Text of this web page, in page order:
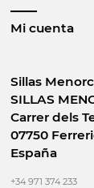
Mi cuenta
Sillas
SILLAS
Carrer dels
07750
España
+34 971 374 233